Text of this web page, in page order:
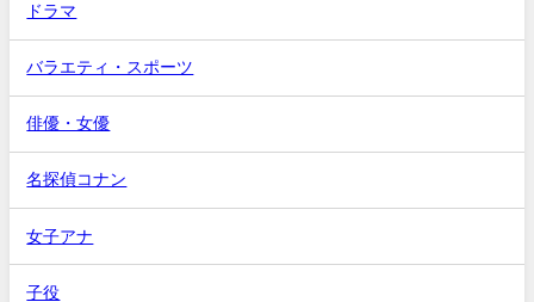
ドラマ
バラエティ・スポーツ
俳優・女優
名探偵コナン
女子アナ
子役